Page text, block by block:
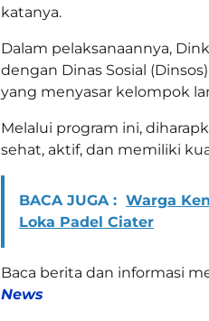
katanya.
Dalam pelaksanaannya,
dengan Dinas Sosial
yang menyasar kelompok
Melalui program ini,
sehat, aktif, dan memiliki
BACA JUGA : Warga
Loka Padel Ciater
Baca berita dan informasi
News